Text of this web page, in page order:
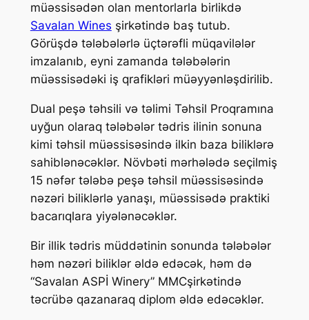
müəssisədən olan mentorlarla birlikdə
Savalan Wines şirkətində baş tutub.
Görüşdə tələbələrlə üçtərəfli müqavilələr
imzalanıb, eyni zamanda tələbələrin
müəssisədəki iş qrafikləri müəyyənləşdirilib.
Dual peşə təhsili və təlimi Təhsil Proqramına
uyğun olaraq tələbələr tədris ilinin sonuna
kimi təhsil müəssisəsində ilkin baza biliklərə
sahiblənəcəklər. Növbəti mərhələdə seçilmiş
15 nəfər tələbə peşə təhsil müəssisəsində
nəzəri biliklərlə yanaşı, müəssisədə praktiki
bacarıqlara yiyələnəcəklər.
Bir illik tədris müddətinin sonunda tələbələr
həm nəzəri biliklər əldə edəcək, həm də
“Savalan ASPİ Winery” MMCşirkətində
təcrübə qazanaraq diplom əldə edəcəklər.